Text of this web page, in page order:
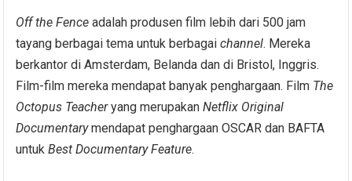
Off the Fence adalah produsen film lebih dari 500 jam
tayang berbagai tema untuk berbagaichannel. Mereka
berkantor di Amsterdam, Belanda dan di Bristol, Inggris.
Film-film mereka mendapat banyak penghargaan. Film The
Octopus Teacheryang merupakanNetflix Original
Documentarymendapat penghargaan OSCAR dan BAFTA
untukBest Documentary Feature.